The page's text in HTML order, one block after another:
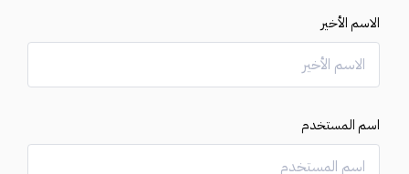
الاسم الأخير
اسم المستخدم